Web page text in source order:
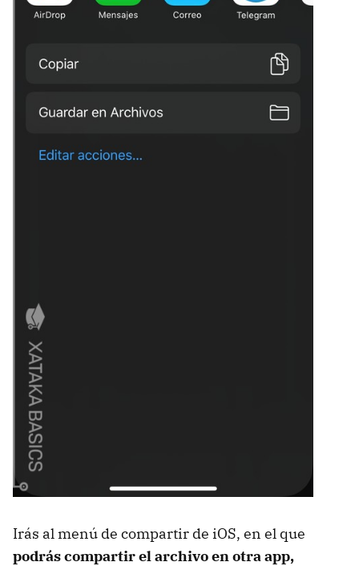
Irás al menú de compartir de iOS, en el que
podrás compartir el archivo en otra app,